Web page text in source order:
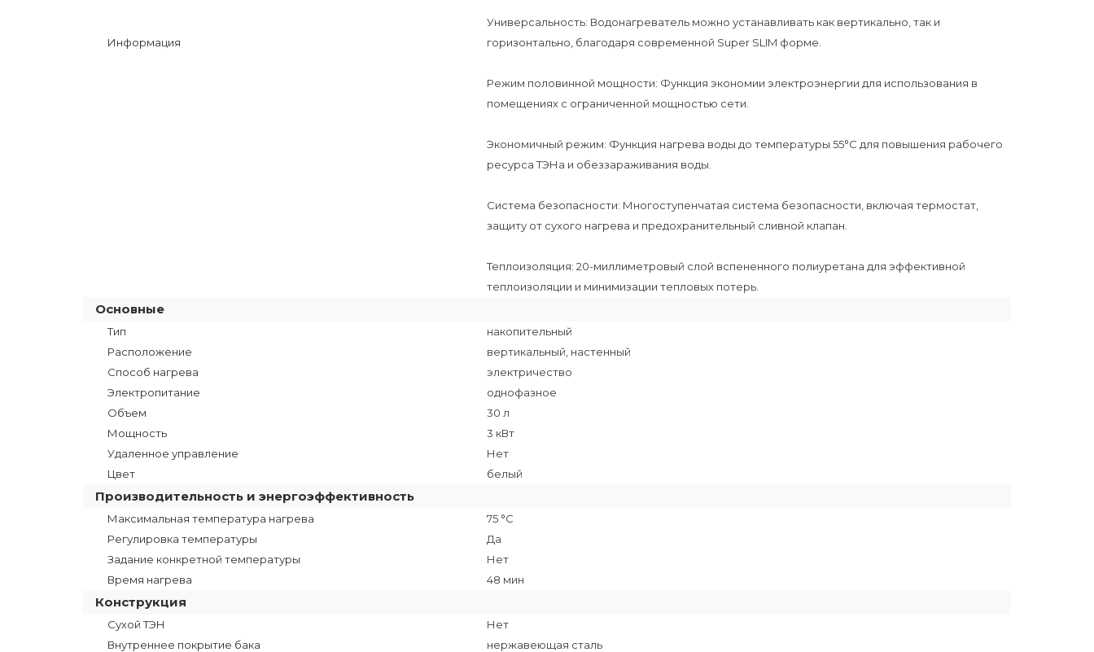
Информация
Универсальность: Водонагреватель можно устанавливать как вертикально, так и
горизонтально, благодаря современной Super SLIM форме.
Режим половинной мощности: Функция экономии электроэнергии для использования в
помещениях с ограниченной мощностью сети.
Экономичный режим: Функция нагрева воды до температуры 55°C для повышения рабочего
ресурса ТЭНа и обеззараживания воды.
Система безопасности: Многоступенчатая система безопасности, включая термостат,
защиту от сухого нагрева и предохранительный сливной клапан.
Теплоизоляция: 20-миллиметровый слой вспененного полиуретана для эффективной
теплоизоляции и минимизации тепловых потерь.
Основные
Тип
накопительный
Расположение
вертикальный, настенный
Способ нагрева
электричество
Электропитание
однофазное
Объем
30 л
Мощность
3 кВт
Удаленное управление
Нет
Цвет
белый
Производительность и энергоэффективность
Максимальная температура нагрева
75 °C
Регулировка температуры
Да
Задание конкретной температуры
Нет
Время нагрева
48 мин
Конструкция
Сухой ТЭН
Нет
Внутреннее покрытие бака
нержавеющая сталь